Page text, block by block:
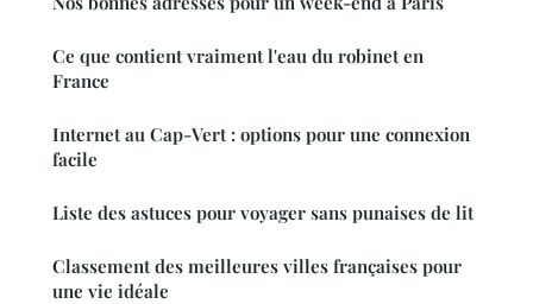
Ce que contient vraiment l'eau du robinet en
France
Internet au Cap-Vert : options pour une connexion
facile
Liste des astuces pour voyager sans punaises de lit
Classement des meilleures villes françaises pour
une vie idéale